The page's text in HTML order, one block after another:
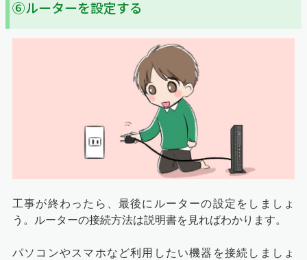
⑥ルーターを設定する
工事が終わったら、最後にルーターの設定をしましょ
う。ルーターの接続方法は説明書を見ればわかります。
パソコンやスマホなど利用したい機器を接続しましょ